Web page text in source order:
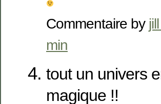
Commentaire by
min
tout un univers
magique !!